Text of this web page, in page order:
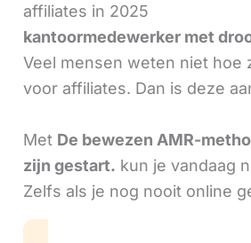
affiliates in 2025
kantoormedewerker met
Veel mensen weten niet hoe
voor affiliates. Dan is deze
Met De bewezen AMR-
zijn gestart. kun je vandaag
Zelfs als je nog nooit online